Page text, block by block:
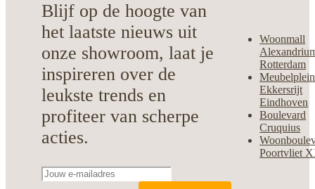
Blijf op de hoogte van
het laatste nieuws uit
onze showroom, laat je
inspireren over de
leukste trends en
profiteer van scherpe
acties.
Woonmall
Rotterdam
Meubelplein
Ekkersrijt
Eindhoven
Boulevard
Cruquius
Poortvliet